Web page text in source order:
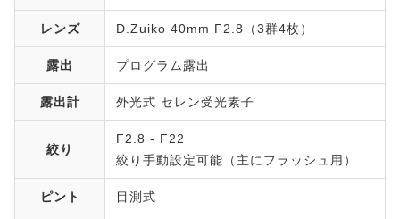
レンズ D.Zuiko 40mm F2.8（3群4枚）
露出 プログラム露出
露出計 外光式 セレン受光素子
絞り
F2.8 - F22
絞り手動設定可能（主にフラッシュ用）
ピント 目測式